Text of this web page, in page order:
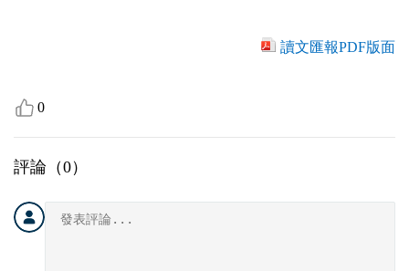
讀文匯報PDF版面
0
評論（0）